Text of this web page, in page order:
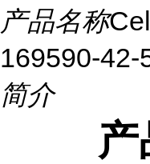
产品名称
169590-42-
简介